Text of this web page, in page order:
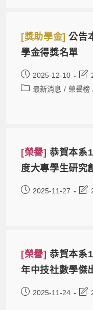
[獎助學金]公告
學金得獎名單
2025-12-10
最新消息 / 榮譽榜
[榮譽]恭賀本系
度大專學生研究
2025-11-27
[榮譽]恭賀本系
年中技社數學傑
2025-11-24